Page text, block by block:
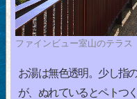
ファインビュー室山のテラス
お湯は無色透明。少し指
が、ぬれているとペトつ